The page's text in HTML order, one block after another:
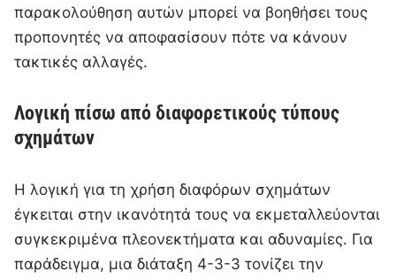
παρακολούθηση αυτών μπορεί να βοηθήσει τους
προπονητές να αποφασίσουν πότε να κάνουν
τακτικές αλλαγές.
Λογική πίσω από διαφορετικούς τύπους
σχημάτων
Η λογική για τη χρήση διαφόρων σχημάτων
έγκειται στην ικανότητά τους να εκμεταλλεύονται
συγκεκριμένα πλεονεκτήματα και αδυναμίες. Για
παράδειγμα, μια διάταξη 4-3-3 τονίζει την